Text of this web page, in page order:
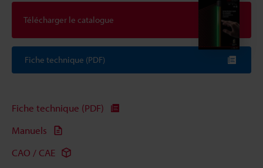
Télécharger le catalogue
Fiche technique (PDF)
Fiche technique (PDF)
Manuels
CAO / CAE